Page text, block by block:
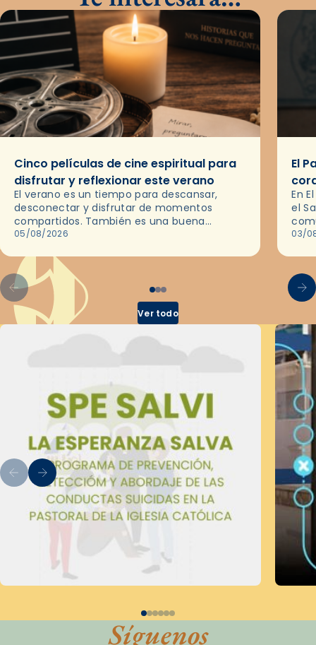
Cinco películas de cine espiritual para
disfrutar y reflexionar este verano
El verano es un tiempo para descansar,
desconectar y disfrutar de momentos
compartidos. También es una buena
ocasión para dejarse llevar por una buena
sobre…
05/08/2026
El
En
el
del
03/
Ver todo
Síguenos